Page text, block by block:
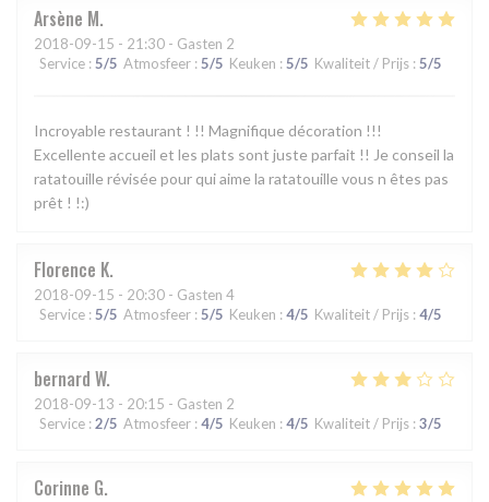
Arsène M
2018-09-15 - 21:30 - Gasten 2
Service : 5/5 Atmosfeer : 5/5 Keuken : 5/5 Kwaliteit / Prijs : 5/5
Incroyable restaurant ! !! Magnifique décoration !!!
Excellente accueil et les plats sont juste parfait !! Je conseil la
ratatouille révisée pour qui aime la ratatouille vous n êtes pas
prêt ! !:)
Florence K
2018-09-15 - 20:30 - Gasten 4
Service : 5/5 Atmosfeer : 5/5 Keuken : 4/5 Kwaliteit / Prijs : 4/5
bernard W
2018-09-13 - 20:15 - Gasten 2
Service : 2/5 Atmosfeer : 4/5 Keuken : 4/5 Kwaliteit / Prijs : 3/5
Corinne G